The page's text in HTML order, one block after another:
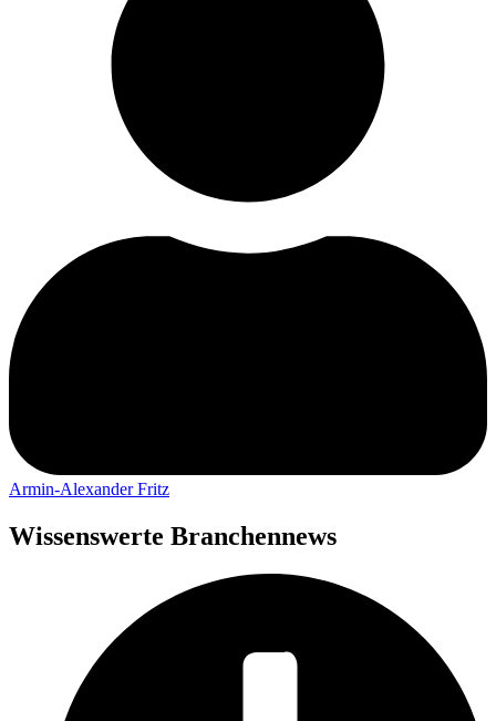
Armin-Alexander Fritz
Wissenswerte Branchennews